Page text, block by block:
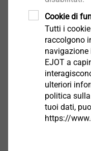
JT3-FR-12-5,5x40-E11
3595669318
Dati tecnici
Diametro filetto
Materiale
Cookie di
Tutti i
raccolgono
EJOT a
ulteriori
politica
tuoi dati,
https://